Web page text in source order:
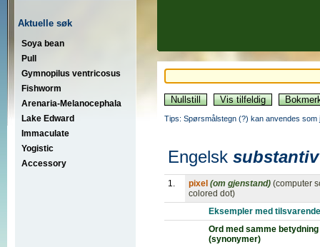
Aktuelle søk
Soya bean
Pull
Gymnopilus ventricosus
Fishworm
Arenaria-Melanocephala
Lake Edward
Immaculate
Yogistic
Accessory
Tips: Spørsmålstegn (?) kan anvendes
Engelsk substantiv
1. pixel (om gjenstand) (computer
colored dot)
Eksempler med
Ord med samme betydning
(synonymer)